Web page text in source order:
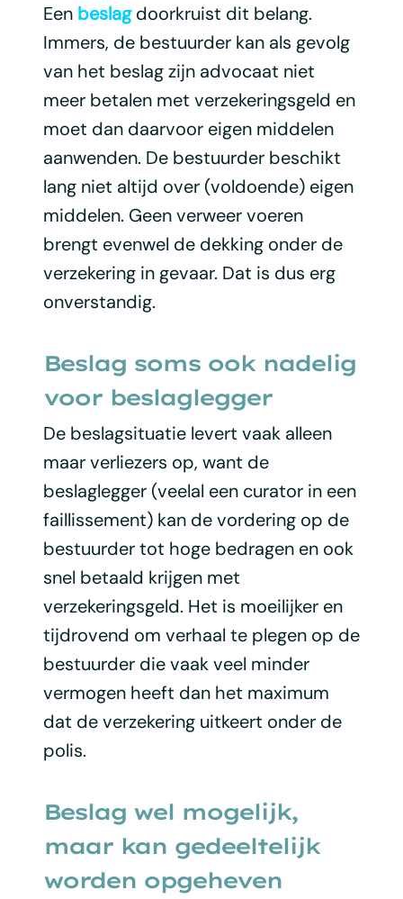
Eenbeslagdoorkruist dit belang.
Immers, de bestuurder kan als gevolg
van het beslag zijn advocaat niet
meer betalen met verzekeringsgeld en
moet dan daarvoor eigen middelen
aanwenden. De bestuurder beschikt
lang niet altijd over (voldoende) eigen
middelen. Geen verweer voeren
brengt evenwel de dekking onder de
verzekering in gevaar. Dat is dus erg
onverstandig.
Beslag soms ook nadelig
voor beslaglegger
De beslagsituatie levert vaak alleen
maar verliezers op, want de
beslaglegger (veelal een curator in een
faillissement) kan de vordering op de
bestuurder tot hoge bedragen en ook
snel betaald krijgen met
verzekeringsgeld. Het is moeilijker en
tijdrovend om verhaal te plegen op de
bestuurder die vaak veel minder
vermogen heeft dan het maximum
dat de verzekering uitkeert onder de
polis.
Beslag wel mogelijk,
maar kan gedeeltelijk
worden opgeheven